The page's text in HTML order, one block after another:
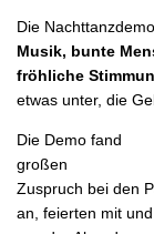
Die
Musik, bunte
fröhliche
etwas unter, die
Die Demo fand
großen
Zuspruch bei den
an, feierten mit